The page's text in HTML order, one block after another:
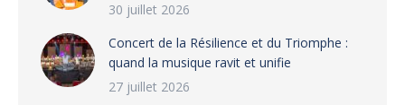
30 juillet 2026
‎​Concert de la Résilience et du Triomphe :
quand la musique ravit et unifie
27 juillet 2026